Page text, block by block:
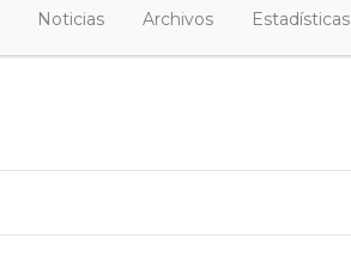
Noticias Archivos Estadísticas